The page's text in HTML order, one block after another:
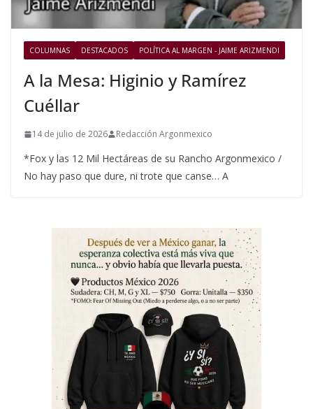
COLUMNAS DESTACADOS POLÍTICA AL MARGEN - JAIME ARIZMENDI
A la Mesa: Higinio y Ramírez
Cuéllar
14 de julio de 2026 Redacción Argonmexico
*Fox y las 12 Mil Hectáreas de su Rancho Argonmexico /
No hay paso que dure, ni trote que canse… A